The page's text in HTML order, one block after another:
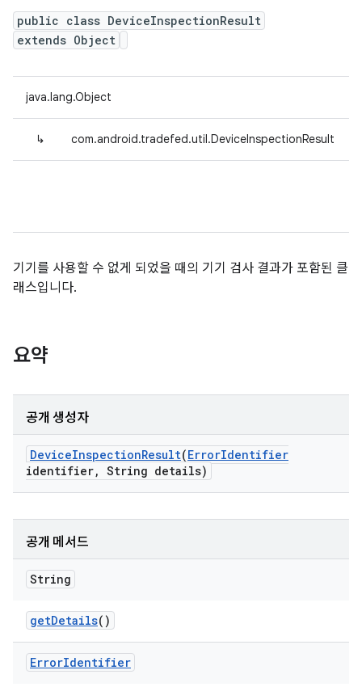
public class DeviceInspectionResult
extends Object
java.lang.Object
↳ com.android.tradefed.util.DeviceInspectionResult
기기를 사용할 수 없게 되었을 때의 기기 검사 결과가 포함된 클
래스입니다.
요약
공개 생성자
DeviceInspectionResult(ErrorIdentifier
identifier, String details)
공개 메서드
String
getDetails()
ErrorIdentifier